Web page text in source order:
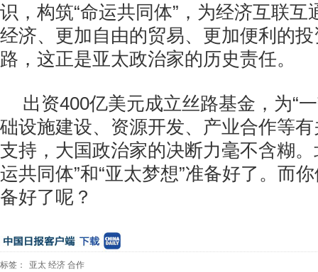
识，构筑“命运共同体”，为经济互联互
经济、更加自由的贸易、更加便利的
路，这正是亚太政治家的历史责任。
出资400亿美元成立丝路基金，为“
础设施建设、资源开发、产业合作等
支持，大国政治家的决断力毫不含糊
运共同体”和“亚太梦想”准备好了。而
备好了呢？
标签： 亚太 经济 合作